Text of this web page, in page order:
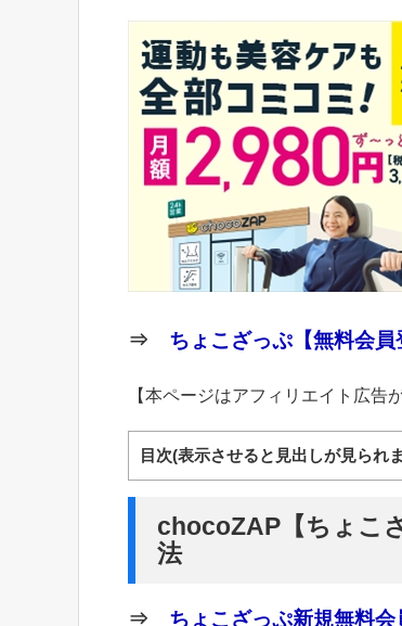
⇒ ちょこざっぷ【無料会員
【本ページはアフィリエイト広告
目次(表示させると見出しが見られ
chocoZAP【ちょこ
法
⇒ ちょこざっぷ新規無料会